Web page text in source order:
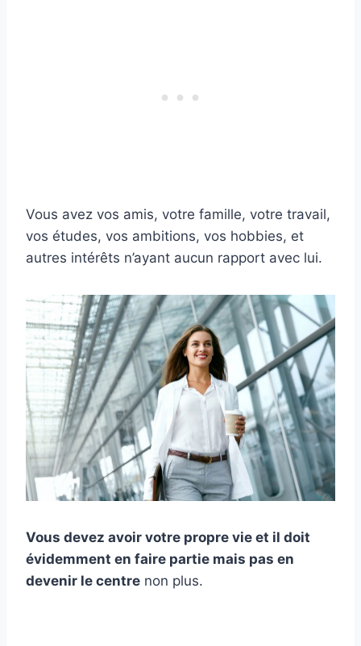
Vous avez vos amis, votre famille, votre travail,
vos études, vos ambitions, vos hobbies, et
autres intérêts n’ayant aucun rapport avec lui.
Vous devez avoir votre propre vie et il doit
évidemment en faire partie mais pas en
devenir le centre non plus.